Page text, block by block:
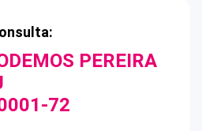
PEREIRA
72